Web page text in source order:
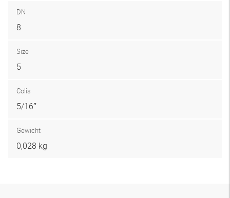
DN
8
Size
5
Colis
5/16″
Gewicht
0,028 kg